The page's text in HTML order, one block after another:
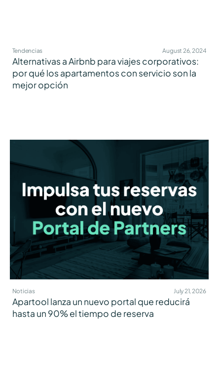
Tendencias August 26, 2024
Alternativas a Airbnb para viajes corporativos:
por qué los apartamentos con servicio son la
mejor opción
Noticias July 21, 2026
Apartool lanza un nuevo portal que reducirá
hasta un 90% el tiempo de reserva